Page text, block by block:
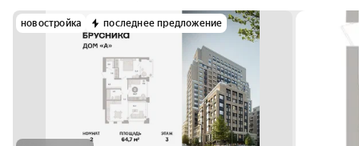
новостройка последнее предложение